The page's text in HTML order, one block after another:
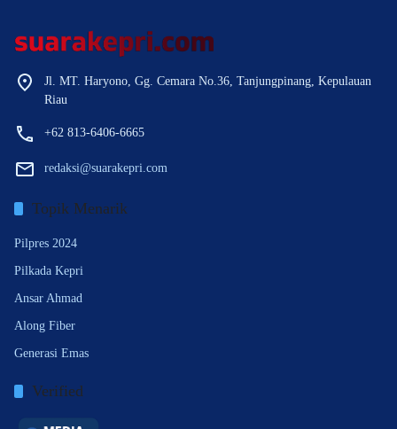
Jl. MT. Haryono, Gg. Cemara No.36, Tanjungpinang, Kepulauan
Riau
+62 813-6406-6665
redaksi@suarakepri.com
Topik Menarik
Pilpres 2024
Pilkada Kepri
Ansar Ahmad
Along Fiber
Generasi Emas
Verified